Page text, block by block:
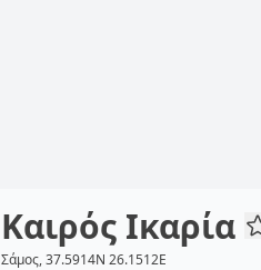
Καιρός Ικαρία
Σάμος, 37.5914N 26.1512E